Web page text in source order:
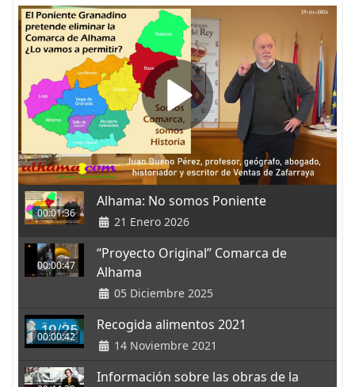
00:01:36
Alhama: No somos Poniente
21 Enero 2026
00:00:47
“Proyecto Original” Comarca de
Alhama
05 Diciembre 2025
00:00:42
Recogida alimentos 2021
14 Noviembre 2021
Información sobre las obras de la